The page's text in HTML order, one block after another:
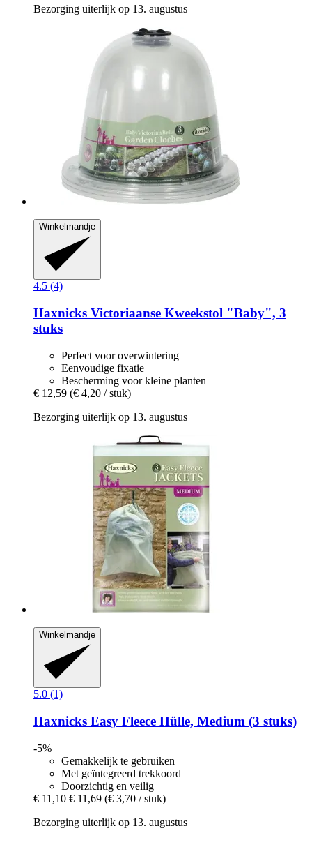
Bezorging uiterlijk op 13. augustus
Winkelmandje
4.5 (4)
Haxnicks Victoriaanse Kweekstol "Baby", 3
stuks
Perfect voor overwintering
Eenvoudige fixatie
Bescherming voor kleine planten
€ 12,59 (€ 4,20 / stuk)
Bezorging uiterlijk op 13. augustus
Winkelmandje
5.0 (1)
Haxnicks Easy Fleece Hülle, Medium (3 stuks)
-5%
Gemakkelijk te gebruiken
Met geïntegreerd trekkoord
Doorzichtig en veilig
€ 11,10 € 11,69 (€ 3,70 / stuk)
Bezorging uiterlijk op 13. augustus